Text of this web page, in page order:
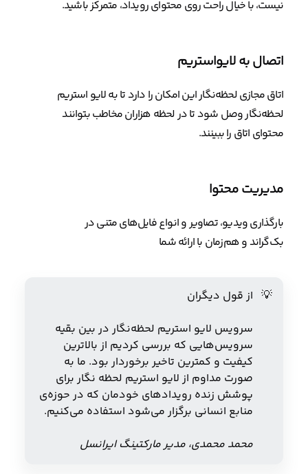
نیست، با خیال راحت روی محتوای رویداد، متمرکز باشید.
اتصال به لایواستریم
اتاق مجازی لحظه‌نگار این امکان را دارد تا به لایو استریم
لحظه‌نگار وصل شود تا در لحظه هزاران مخاطب بتوانند
محتوای اتاق را ببینند.
مدیریت محتوا
بارگذاری ویدیو، تصاویر و انواع فایل‌های متنی در
بک‌گراند و هم‌زمان با ارائه شما
💡 از قول دیگران
سرویس لایو استریم لحظه‌نگار در بین بقیه
سرویس‌هایی که بررسی کردیم از بالاترین
کیفیت و کمترین تاخیر برخوردار بود. ما به
صورت مداوم از لایو استریم لحظه نگار برای
پوشش زنده رویدادهای خودمان که در حوزه‌ی
منابع انسانی برگزار می‌شود استفاده می‌کنیم.
محمد محمدی، مدیر مارکتینگ ایرانسل